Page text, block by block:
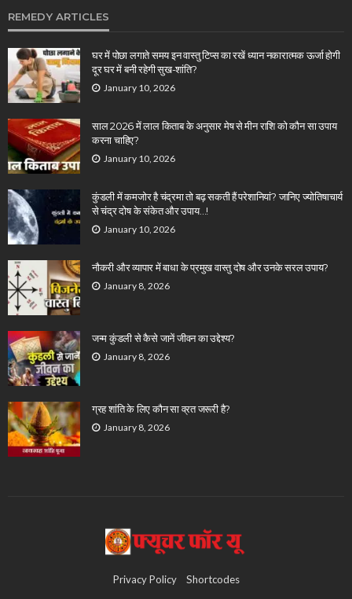
REMEDY ARTICLES
घर में पोछा लगाते समय इन वास्तु टिप्स का रखें ध्यान नकारात्मक ऊर्जा होगी
दूर घर में बनी रहेगी सुख-शांति?
January 10, 2026
साल 2026 में लाल किताब के अनुसार मेष से मीन राशि को कौन सा उपाय
करना चाहिए?
January 10, 2026
कुंडली में कमजोर है चंद्रमा तो बढ़ सकती हैं परेशानियां? जानिए ज्योतिषाचार्य
से चंद्र दोष के संकेत और उपाय…!
January 10, 2026
नौकरी और व्यापार में बाधा के प्रमुख वास्तु दोष और उनके सरल उपाय?
January 8, 2026
जन्म कुंडली से कैसे जानें जीवन का उद्देश्य?
January 8, 2026
ग्रह शांति के लिए कौन सा व्रत जरूरी है?
January 8, 2026
Privacy Policy Shortcodes